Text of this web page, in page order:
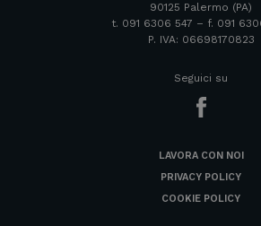
90125 Palermo (PA)
t. 091 6306 547 – f. 091
P. IVA: 06698170823
Seguici su
LAVORA CON NOI
PRIVACY POLICY
COOKIE POLICY